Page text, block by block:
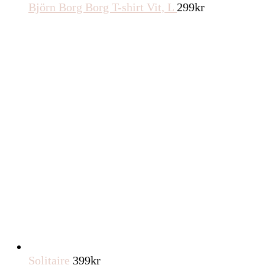
Björn Borg Borg T-shirt Vit, L 299kr
Solitaire 399kr